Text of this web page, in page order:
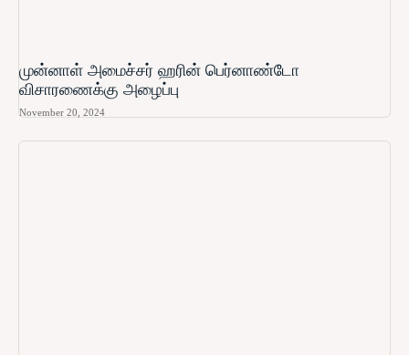
முன்னாள் அமைச்சர் ஹரின் பெர்னாண்டோ​
விசாரணைக்கு அழைப்பு
November 20, 2024